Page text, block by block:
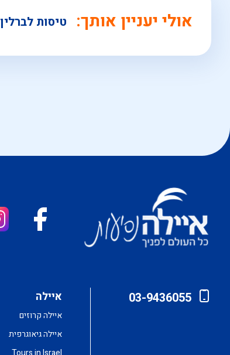
אולי יעניין אותך: טיסות לברלין
03-9436055 איילה
איילה קרוזים
איילה גיאוגרפית